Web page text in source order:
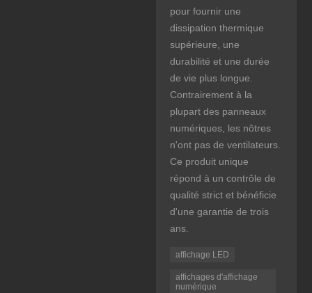
pour fournir une
dissipation thermique
supérieure, une
durabilité et une durée
de vie plus longue.
Contrairement à la
plupart des panneaux
numériques, les nôtres
n'ont pas de ventilateurs.
Ce produit unique
répond à un contrôle de
qualité strict et bénéficie
d'une garantie de trois
ans.
affichage LED
affichages d'affichage
numérique